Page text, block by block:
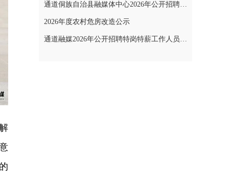
通道侗族自治县融媒体中心2026年公开招聘特岗特薪工作人员拟聘用人员名单公示
2026年度农村危房改造公示
通道融媒2026年公开招聘特岗特薪工作人员考试成绩公示